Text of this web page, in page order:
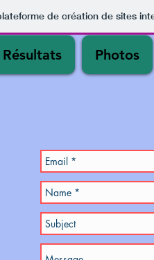
de création de sites
Résultats Photos